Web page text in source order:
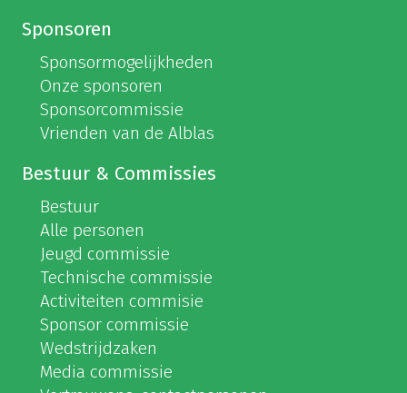
Sponsoren
Sponsormogelijkheden
Onze sponsoren
Sponsorcommissie
Vrienden van de Alblas
Bestuur & Commissies
Bestuur
Alle personen
Jeugd commissie
Technische commissie
Activiteiten commisie
Sponsor commissie
Wedstrijdzaken
Media commissie